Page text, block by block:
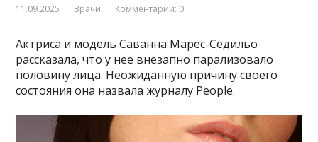
11.09.2025 Врачи Комментарии: 0
Актриса и модель Саванна Марес-Седильо
рассказала, что у нее внезапно парализовало
половину лица. Неожиданную причину своего
состояния она назвала журналу People.